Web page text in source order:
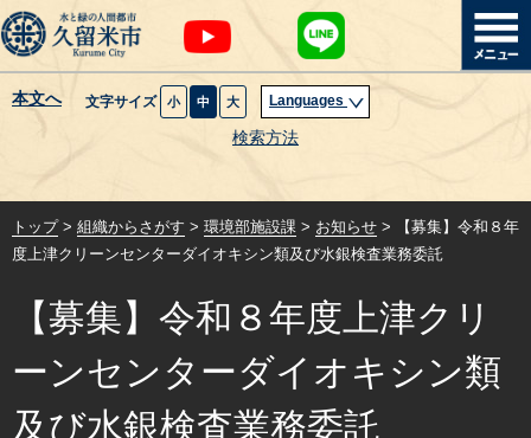
本文へ 文字サイズ 小 中 大 Languages
検索方法
暮らし・届出
健康・医療・福祉
観光魅力・イベント
創業・産業・ビジネス
トップ> 組織からさがす > 環境部施設課 > お知らせ > 【募集】令和８年
度上津クリーンセンターダイオキシン類及び水銀検査業務委託
【募集】令和８年度上津クリ
ーンセンターダイオキシン類
及び水銀検査業務委託